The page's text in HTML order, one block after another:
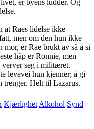
at Raes lidelse ikke
men om den hun ikke
er Rae brukt av så å si
håp er Ronnie, men
verver seg i militæret.
levevei hun kjenner; å gi
trenger. Helt til Lazarus.
Kjærlighet Alkohol Synd